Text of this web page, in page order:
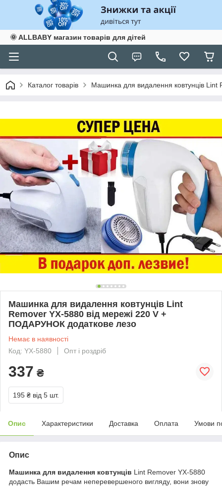
🌞 ALLBABY магазин товарів для дітей
Каталог товарів Машинка для видалення ковтунців
Машинка для видалення ковтунців Lint
Remover YX-5880 від мережі 220 V +
ПОДАРУНОК додаткове лезо
Немає в наявності
Код: YX-5880
Опт і роздріб
337 ₴
195 ₴ від 5 шт.
Опис Характеристики Доставка Оплата Умови
Опис
Машинка для видалення ковтунців Lint Remover YX-5880
додасть Вашим речам неперевершеного вигляду, вони знову